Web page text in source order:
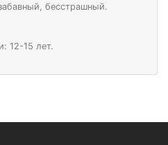
бесстрашный.
12-15 лет.